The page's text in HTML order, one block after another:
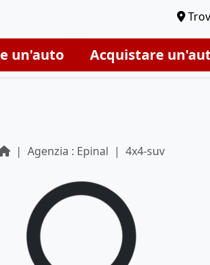
un'auto Acquistare
Agenzia : Epinal 4x4-suv